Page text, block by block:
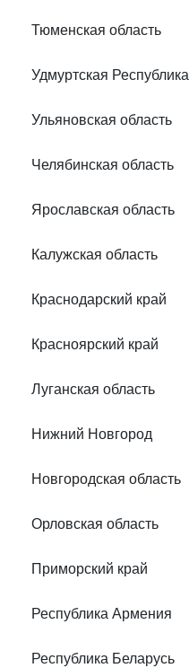
Тюменская область
Удмуртская Республика
Ульяновская область
Челябинская область
Ярославская область
Калужская область
Краснодарский край
Красноярский край
Луганская область
Нижний Новгород
Новгородская область
Орловская область
Приморский край
Республика Армения
Республика Беларусь